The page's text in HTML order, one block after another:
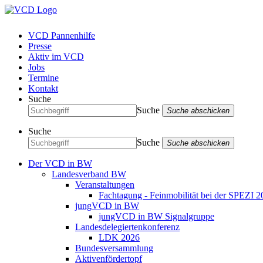
VCD Pannenhilfe
Presse
Aktiv im VCD
Jobs
Termine
Kontakt
Suche
Suche
Suche abschicken
Suche
Suche
Suche abschicken
Der VCD in BW
Landesverband BW
Veranstaltungen
Fachtagung - Feinmobilität bei der SPEZI
jungVCD in BW
jungVCD in BW Signalgruppe
Landesdelegiertenkonferenz
LDK 2026
Bundesversammlung
Aktivenfördertopf